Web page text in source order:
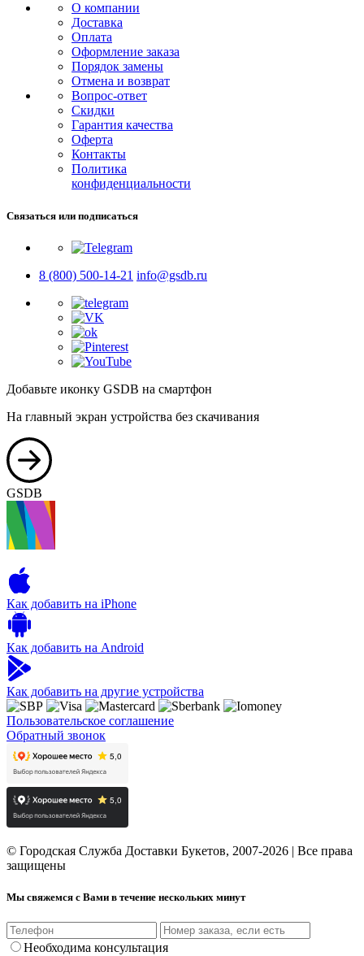
О компании
Доставка
Оплата
Оформление заказа
Порядок замены
Отмена и возврат
Вопрос-ответ
Скидки
Гарантия качества
Оферта
Контакты
Политика
конфиденциальности
Связаться или подписаться
8 (800) 500-14-21 info@gsdb.ru
Добавьте иконку GSDB на смартфон
На главный экран устройства без скачивания
GSDB
Как добавить на iPhone
Как добавить на Android
Как добавить на другие устройства
Пользовательское соглашение
Обратный звонок
© Городская Служба Доставки Букетов, 2007-2026 | Все права
защищены
Мы свяжемся с Вами в течение нескольких минут
Необходима консультация